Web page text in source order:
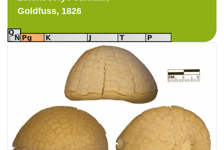
Goldfuss, 1826